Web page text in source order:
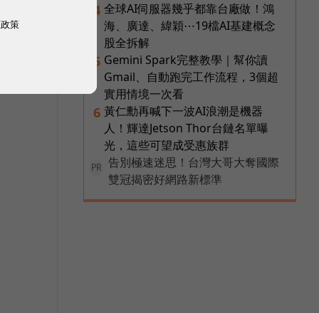
4 全球AI伺服器幾乎都靠台廠做！鴻
海、廣達、緯穎⋯19檔AI基建概念
股全拆解
5 Gemini Spark完整教學｜幫你讀
Gmail、自動跑完工作流程，3個超
實用情境一次看
6 黃仁勳再喊下一波AI浪潮是機器
人！輝達Jetson Thor台鏈名單曝
光，這些可望成受惠族群
PR
告別極速迷思！台灣大哥大奪國際
雙冠揭密好網路新標準
策